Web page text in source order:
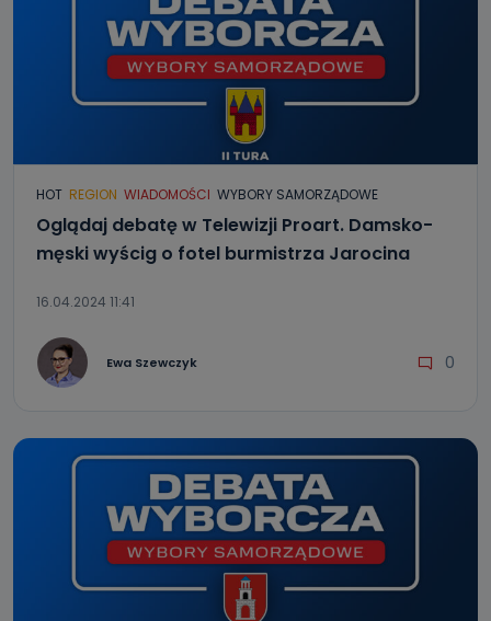
HOT REGION WIADOMOŚCI WYBORY SAMORZĄDOWE
Oglądaj debatę w Telewizji Proart. Damsko-
męski wyścig o fotel burmistrza Jarocina
16.04.2024 11:41
Ewa Szewczyk 0